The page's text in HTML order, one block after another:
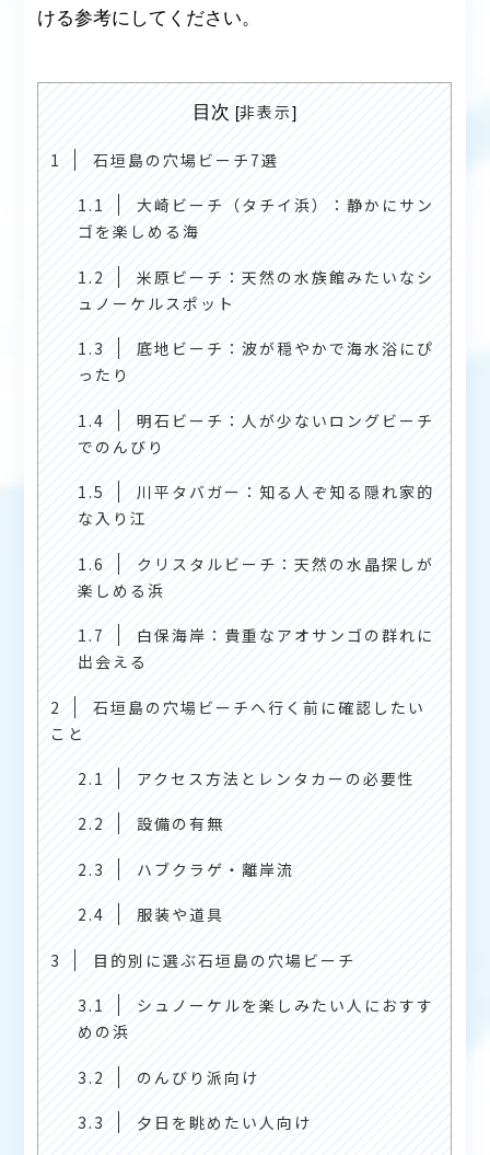
ける参考にしてください。
目次 [非表示]
1 石垣島の穴場ビーチ7選
1.1
大崎ビーチ（タチイ浜）：静かにサン
ゴを楽しめる海
1.2
米原ビーチ：天然の水族館みたいなシ
ュノーケルスポット
1.3
底地ビーチ：波が穏やかで海水浴にぴ
ったり
1.4
明石ビーチ：人が少ないロングビーチ
でのんびり
1.5
川平タバガー：知る人ぞ知る隠れ家的
な入り江
1.6
クリスタルビーチ：天然の水晶探しが
楽しめる浜
1.7
白保海岸：貴重なアオサンゴの群れに
出会える
2
石垣島の穴場ビーチへ行く前に確認したい
こと
2.1 アクセス方法とレンタカーの必要性
2.2 設備の有無
2.3 ハブクラゲ・離岸流
2.4 服装や道具
3 目的別に選ぶ石垣島の穴場ビーチ
3.1
シュノーケルを楽しみたい人におすす
めの浜
3.2 のんびり派向け
3.3 夕日を眺めたい人向け